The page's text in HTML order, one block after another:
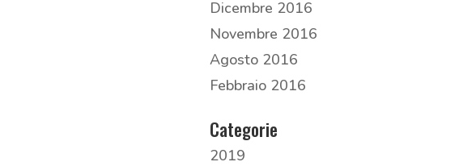
Dicembre 2016
Novembre 2016
Agosto 2016
Febbraio 2016
Categorie
2019